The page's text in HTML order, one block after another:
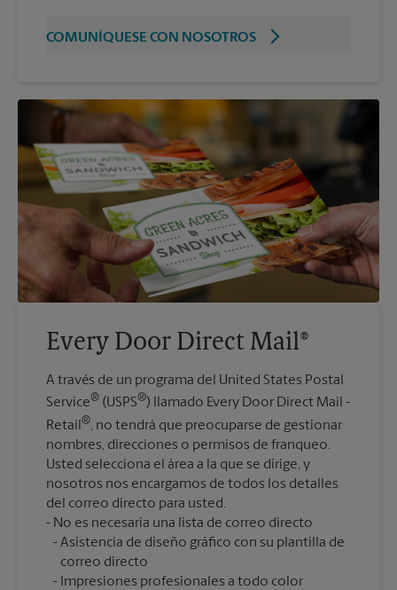
COMUNÍQUESE CON NOSOTROS
Every Door Direct Mail®
A través de un programa del United States Postal
Service® (USPS®) llamado Every Door Direct Mail -
Retail ®, no tendrá que preocuparse de gestionar
nombres, direcciones o permisos de franqueo.
Usted selecciona el área a la que se dirige, y
nosotros nos encargamos de todos los detalles
del correo directo para usted.
Asistencia de diseño gráfico con su plantilla de
correo directo
Impresiones profesionales a todo color